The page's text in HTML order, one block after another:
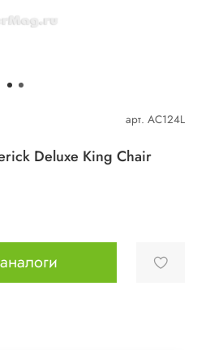
арт. AC124L
Deluxe King Chair